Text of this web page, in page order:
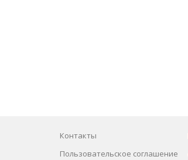
Контакты
Пользовательское соглашение